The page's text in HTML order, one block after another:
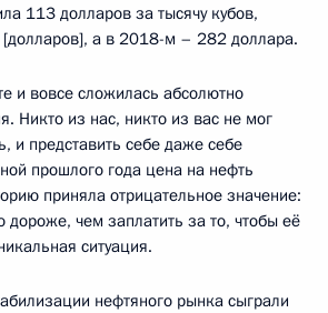
113 долларов за тысячу кубов,
а в 2018-м – 282 доллара.
и вовсе сложилась абсолютно
Никто из нас, никто из вас не мог
и представить себе даже себе
прошлого года цена на нефть
приняла отрицательное значение:
дороже, чем заплатить за то, чтобы её
ситуация.
нефтяного рынка сыграли